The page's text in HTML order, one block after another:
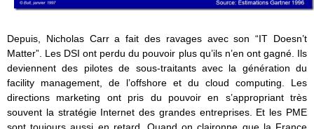
Depuis, Nicholas Carr a fait des ravages avec son “IT Doesn’t
Matter”. Les DSI ont perdu du pouvoir plus qu’ils n’en ont gagné. Ils
deviennent des pilotes de sous-traitants avec la génération du
facility management, de l’offshore et du cloud computing. Les
directions marketing ont pris du pouvoir en s’appropriant très
souvent la stratégie Internet des grandes entreprises. Et les PME